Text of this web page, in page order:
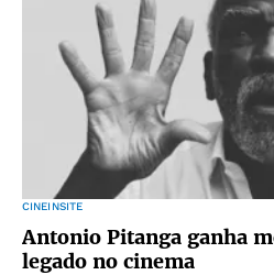
CINEINSITE
Antonio Pitanga ganha
legado no cinema